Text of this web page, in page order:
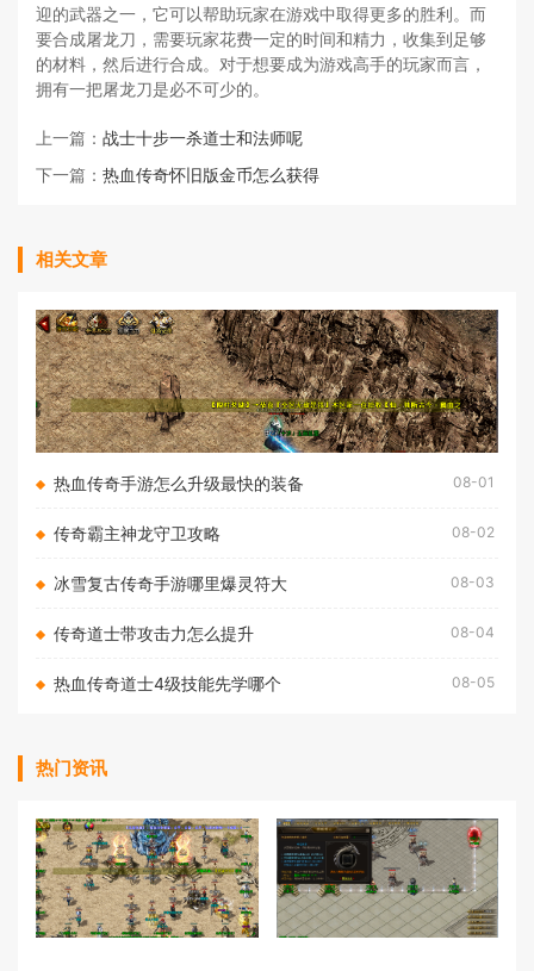
迎的武器之一，它可以帮助玩家在游戏中取得更多的胜利。而
要合成屠龙刀，需要玩家花费一定的时间和精力，收集到足够
的材料，然后进行合成。对于想要成为游戏高手的玩家而言，
拥有一把屠龙刀是必不可少的。
上一篇： 战士十步一杀道士和法师呢
下一篇： 热血传奇怀旧版金币怎么获得
相关文章
热血传奇手游怎么升级最快的装备 08-01
传奇霸主神龙守卫攻略 08-02
冰雪复古传奇手游哪里爆灵符大 08-03
传奇道士带攻击力怎么提升 08-04
热血传奇道士4级技能先学哪个 08-05
热门资讯